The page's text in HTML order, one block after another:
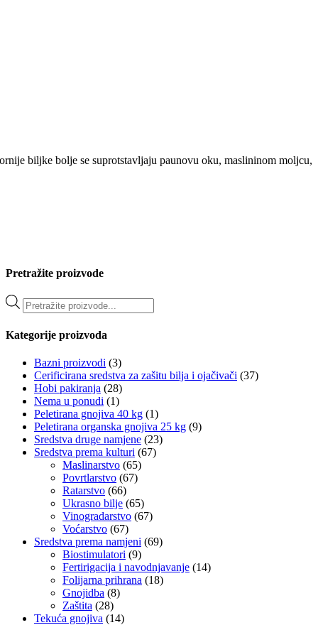
biljke bolje se suprotstavljaju paunovu oku, maslininom moljcu,
Pretražite proizvode
Products
search
Kategorije proizvoda
Bazni proizvodi (3)
Cerificirana sredstva za zašitu bilja i ojačivači (37)
Hobi pakiranja (28)
Nema u ponudi (1)
Peletirana gnojiva 40 kg (1)
Peletirana organska gnojiva 25 kg (9)
Sredstva druge namjene (23)
Sredstva prema kulturi (67)
Maslinarstvo (65)
Povrtlarstvo (67)
Ratarstvo (66)
Ukrasno bilje (65)
Vinogradarstvo (67)
Voćarstvo (67)
Sredstva prema namjeni (69)
Biostimulatori (9)
Fertirigacija i navodnjavanje (14)
Folijarna prihrana (18)
Gnojidba (8)
Zaštita (28)
Tekuća gnojiva (14)